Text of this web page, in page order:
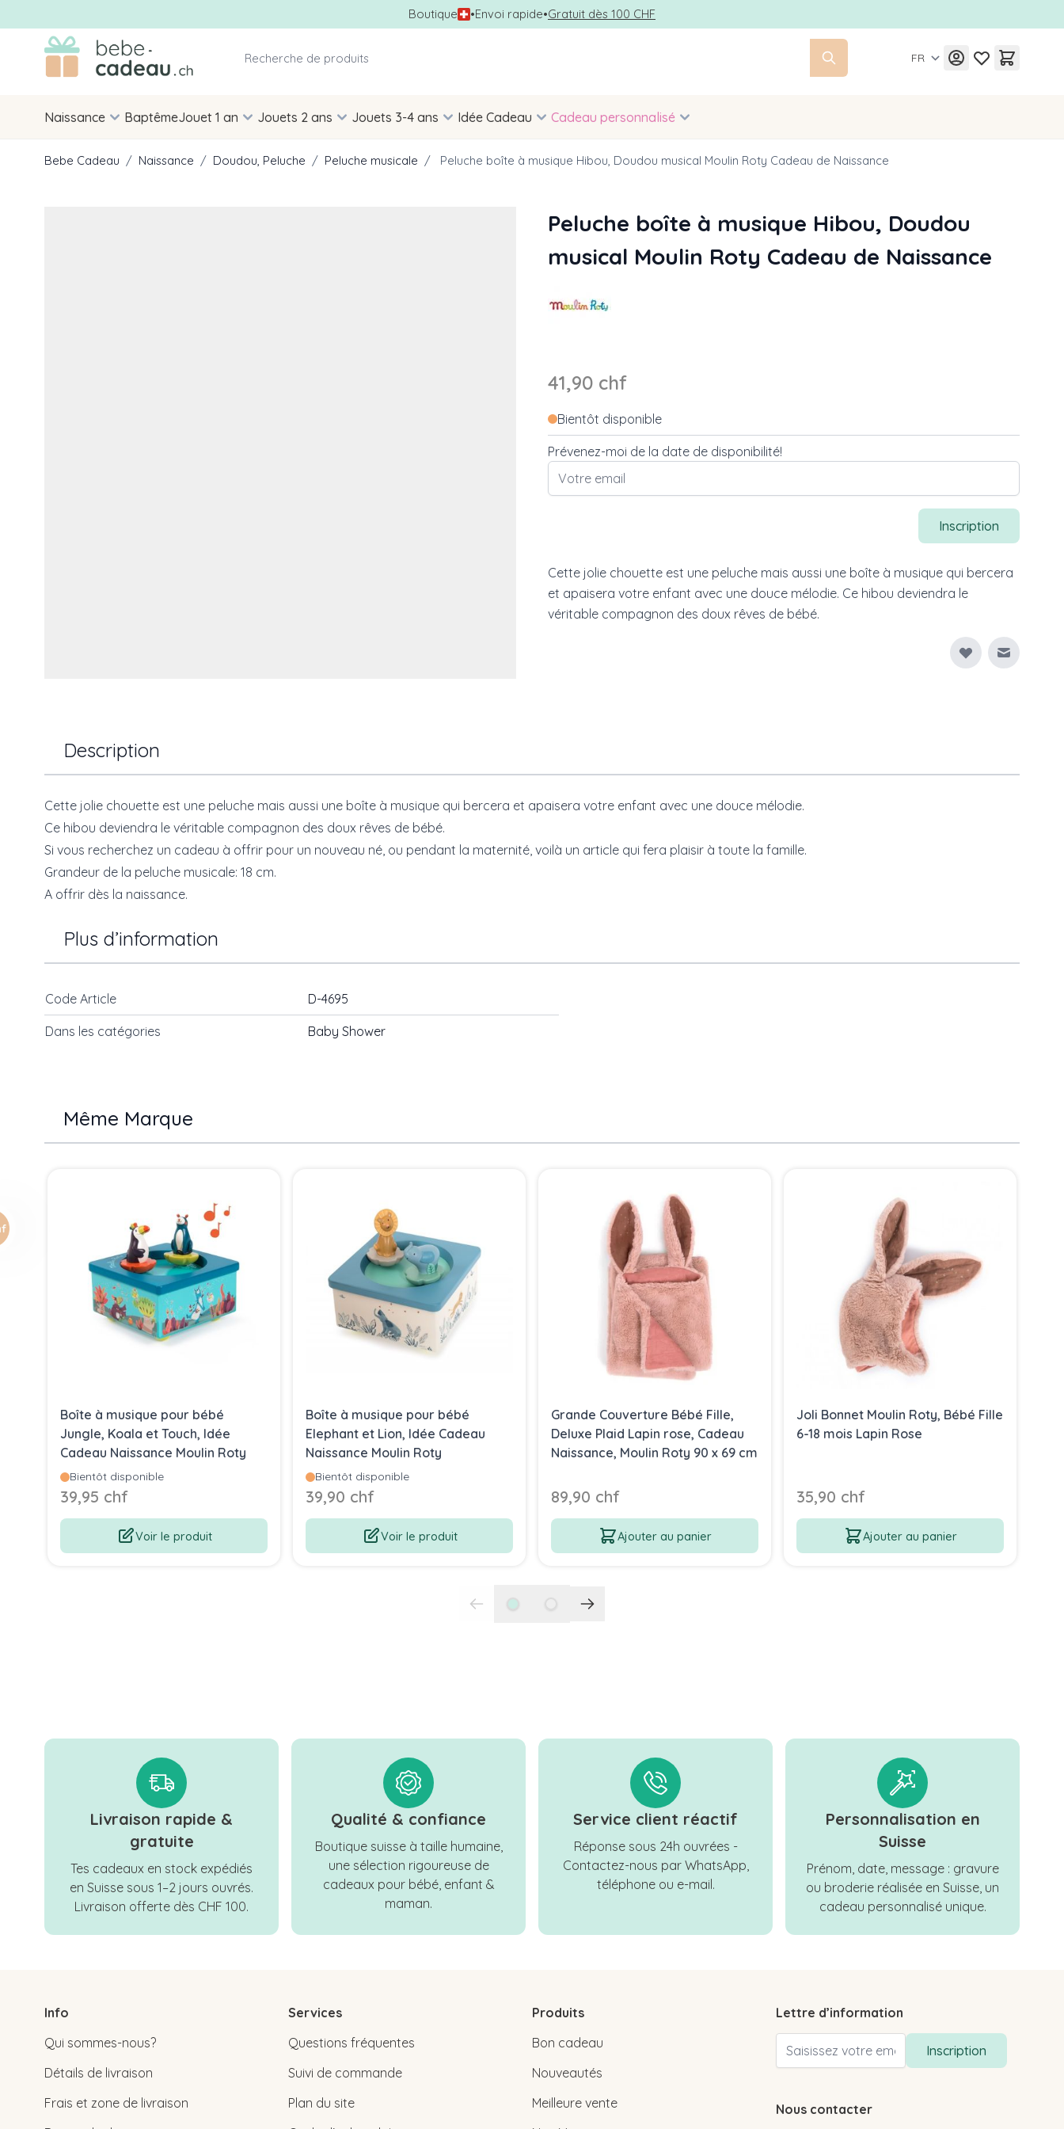
Boutique •Envoi rapide•Gratuit dès 100 CHF
Allez au contenu
FR
Naissance BaptêmeJouet 1 an Jouets 2 ans Jouets 3-4 ans Idée Cadeau Cadeau personnalisé
Bebe Cadeau / Naissance / Doudou, Peluche / Peluche musicale / Peluche boîte à musique Hibou, Doudou musical Moulin Roty Cadeau de Naissance
Peluche boîte à musique Hibou, Doudou
musical Moulin Roty Cadeau de Naissance
41,90 chf
Bientôt disponible
Prévenez-moi de la date de disponibilité!
Inscription
Cette jolie chouette est une peluche mais aussi une boîte à musique qui bercera
et apaisera votre enfant avec une douce mélodie. Ce hibou deviendra le
véritable compagnon des doux rêves de bébé.
Envoyer
Description
Cette jolie chouette est une peluche mais aussi une boîte à musique qui bercera et apaisera votre enfant avec une douce mélodie.
Ce hibou deviendra le véritable compagnon des doux rêves de bébé.
Si vous recherchez un cadeau à offrir pour un nouveau né, ou pendant la maternité, voilà un article qui fera plaisir à toute la famille.
Grandeur de la peluche musicale: 18 cm.
A offrir dès la naissance.
Plus d’information
Code Article D-4695
Dans les catégories Baby Shower
Même Marque
Boîte à musique pour bébé
Jungle, Koala et Touch, Idée
Cadeau Naissance Moulin Roty
Bientôt disponible
39,95 chf
Voir le produit
Boîte à musique pour bébé
Elephant et Lion, Idée Cadeau
Naissance Moulin Roty
Bientôt disponible
39,90 chf
Voir le produit
Grande Couverture Bébé Fille,
Deluxe Plaid Lapin rose, Cadeau
Naissance, Moulin Roty 90 x 69 cm
89,90 chf
Ajouter au panier
Joli Bonnet Moulin Roty, Bébé Fille
6-18 mois Lapin Rose
35,90 chf
Ajouter au panier
Livraison rapide &
gratuite
Tes cadeaux en stock expédiés
en Suisse sous 1–2 jours ouvrés.
Livraison offerte dès CHF 100.
Qualité & confiance
Boutique suisse à taille humaine,
une sélection rigoureuse de
cadeaux pour bébé, enfant &
maman.
Service client réactif
Réponse sous 24h ouvrées -
Contactez-nous par WhatsApp,
téléphone ou e-mail.
Personnalisation en
Suisse
Prénom, date, message : gravure
ou broderie réalisée en Suisse, un
cadeau personnalisé unique.
Info
Qui sommes-nous?
Détails de livraison
Frais et zone de livraison
Services
Questions fréquentes
Suivi de commande
Plan du site
Produits
Bon cadeau
Nouveautés
Meilleure vente
Lettre d’information
Adresse email
Inscription
Nous contacter